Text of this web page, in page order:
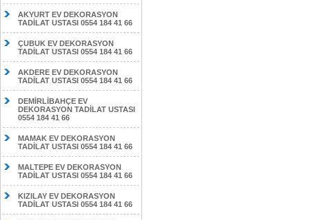
AKYURT EV DEKORASYON
TADİLAT USTASI 0554 184 41 66
ÇUBUK EV DEKORASYON
TADİLAT USTASI 0554 184 41 66
AKDERE EV DEKORASYON
TADİLAT USTASI 0554 184 41 66
DEMİRLİBAHÇE EV
DEKORASYON TADİLAT USTASI
0554 184 41 66
MAMAK EV DEKORASYON
TADİLAT USTASI 0554 184 41 66
MALTEPE EV DEKORASYON
TADİLAT USTASI 0554 184 41 66
KIZILAY EV DEKORASYON
TADİLAT USTASI 0554 184 41 66